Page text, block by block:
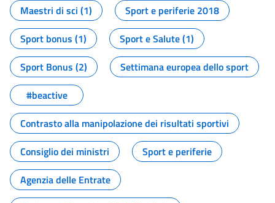
Maestri di sci (1)
Sport e periferie 2018
Sport bonus (1)
Sport e Salute (1)
Sport Bonus (2)
Settimana europea dello sport
#beactive
Contrasto alla manipolazione dei risultati sportivi
Consiglio dei ministri
Sport e periferie
Agenzia delle Entrate